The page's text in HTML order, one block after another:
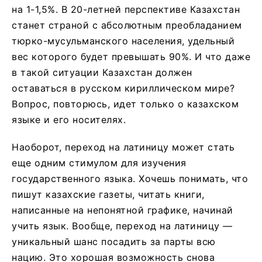
на 1-1,5%. В 20-летней перспективе Казахстан
станет страной с абсолютным преобладанием
тюрко-мусульманского населения, удельный
вес которого будет превышать 90%. И что даже
в такой ситуации Казахстан должен
оставаться в русском кириллическом мире?
Вопрос, повторюсь, идет только о казахском
языке и его носителях.
Наоборот, переход на латиницу может стать
еще одним стимулом для изучения
государственного языка. Хочешь понимать, что
пишут казахские газеты, читать книги,
написанные на непонятной графике, начинай
учить язык. Вообще, переход на латиницу —
уникальный шанс посадить за парты всю
нацию. Это хорошая возможность снова